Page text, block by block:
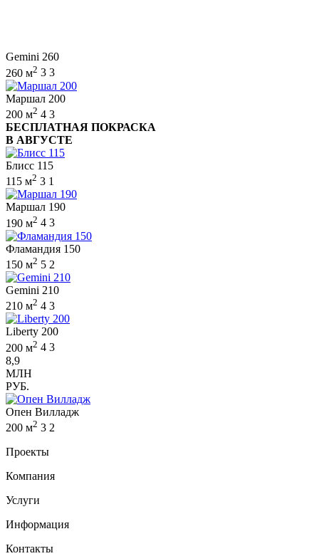
Gemini 260
260 м2 3 3
Маршал 200
200 м2 4 3
БЕСПЛАТНАЯ ПОКРАСКА
В АВГУСТЕ
Блисс 115
115 м2 3 1
Маршал 190
190 м2 4 3
Фламандия 150
150 м2 5 2
Gemini 210
210 м2 4 3
Liberty 200
200 м2 4 3
8,9
МЛН
РУБ.
Опен Вилладж
200 м2 3 2
Проекты
Компания
Услуги
Информация
Контакты